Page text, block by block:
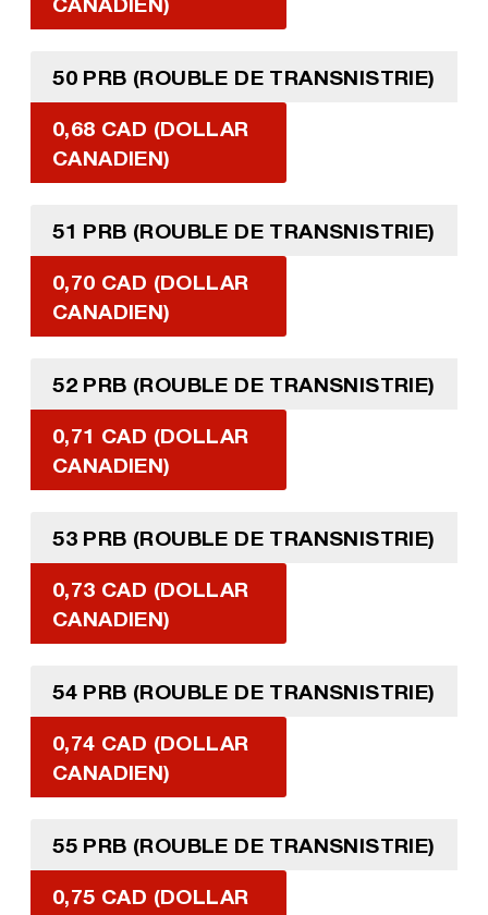
50 PRB (ROUBLE DE TRANSNISTRIE)
0,68 CAD (DOLLAR
CANADIEN)
51 PRB (ROUBLE DE TRANSNISTRIE)
0,70 CAD (DOLLAR
CANADIEN)
52 PRB (ROUBLE DE TRANSNISTRIE)
0,71 CAD (DOLLAR
CANADIEN)
53 PRB (ROUBLE DE TRANSNISTRIE)
0,73 CAD (DOLLAR
CANADIEN)
54 PRB (ROUBLE DE TRANSNISTRIE)
0,74 CAD (DOLLAR
CANADIEN)
55 PRB (ROUBLE DE TRANSNISTRIE)
0,75 CAD (DOLLAR